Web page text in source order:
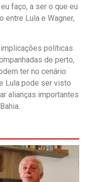
faço, a ser o que eu
entre Lula e Wagner,
políticas
de perto,
ter no cenário
Lula pode ser visto
alianças importantes